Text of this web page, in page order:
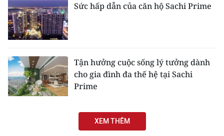
XÃ HỘI
PHÁP LUẬT
DU LỊCH
THẾ GIỚI
Sức hấp dẫn của căn hộ Sachi Prime
Tận hưởng cuộc sống lý tưởng dành
cho gia đình đa thế hệ tại Sachi
Prime
XEM THÊM